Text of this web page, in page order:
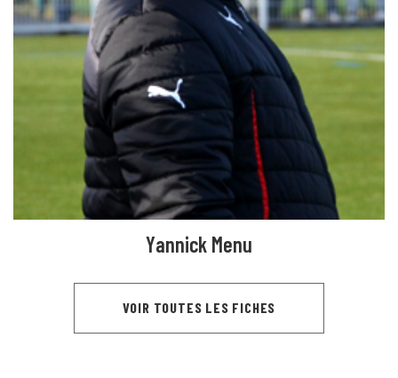
Yannick Menu
VOIR TOUTES LES FICHES